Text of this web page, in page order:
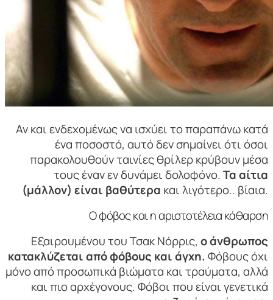
Αν και ενδεχομένως να ισχύει το παραπάνω κατά
ένα ποσοστό, αυτό δεν σημαίνει ότι όσοι
παρακολουθούν ταινίες θρίλερ κρύβουν μέσα
τους έναν εν δυνάμει δολοφόνο.Τα αίτια
(μάλλον) είναι βαθύτερα και λιγότερο.. βίαια.
Ο φόβος και η αριστοτέλεια κάθαρση
Εξαιρουμένου του Τσακ Νόρρις, ο άνθρωπος
κατακλύζεται από φόβους και άγχη. Φόβους όχι
μόνο από προσωπικά βιώματα και τραύματα, αλλά
και πιο αρχέγονους. Φόβοι που είναι γενετικά